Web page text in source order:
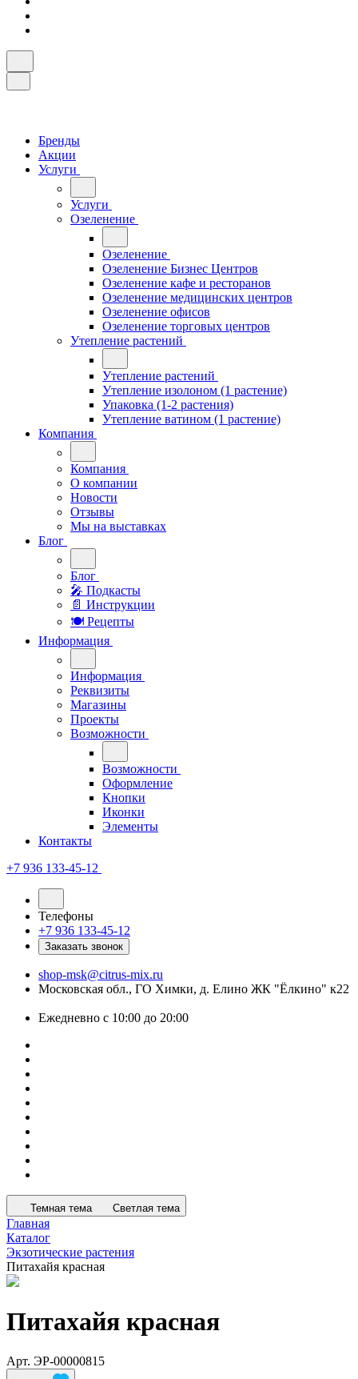
Бренды
Акции
Услуги
Услуги
Озеленение
Озеленение
Озеленение Бизнес Центров
Озеленение кафе и ресторанов
Озеленение медицинских центров
Озеленение офисов
Озеленение торговых центров
Утепление растений
Утепление растений
Утепление изолоном (1 растение)
Упаковка (1-2 растения)
Утепление ватином (1 растение)
Компания
Компания
О компании
Новости
Отзывы
Мы на выставках
Блог
Блог
🎤︎︎ Подкасты
📄 Инструкции
🍽 Рецепты
Информация
Информация
Реквизиты
Магазины
Проекты
Возможности
Возможности
Оформление
Кнопки
Иконки
Элементы
Контакты
+7 936 133-45-12
Телефоны
+7 936 133-45-12
Заказать звонок
shop-msk@citrus-mix.ru
Московская обл., ГО Химки, д. Елино ЖК "Ёлкино" к22
Ежедневно с 10:00 до 20:00
Темная тема Светлая тема
Главная
Каталог
Экзотические растения
Питахайя красная
Питахайя красная
Арт. ЭР-00000815